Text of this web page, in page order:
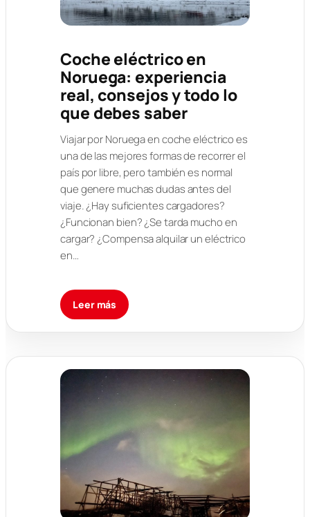
Coche eléctrico en
Noruega: experiencia
real, consejos y todo lo
que debes saber
Viajar por Noruega en coche eléctrico es
una de las mejores formas de recorrer el
país por libre, pero también es normal
que genere muchas dudas antes del
viaje. ¿Hay suficientes cargadores?
¿Funcionan bien? ¿Se tarda mucho en
cargar? ¿Compensa alquilar un eléctrico
en…
Leer más